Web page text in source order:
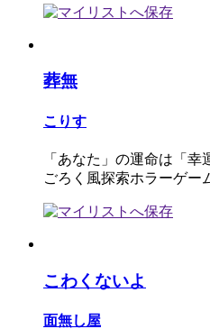
葬無
こりす
「あなた」の運命は「
ごろく風探索ホラーゲー
こわくないよ
面無し屋